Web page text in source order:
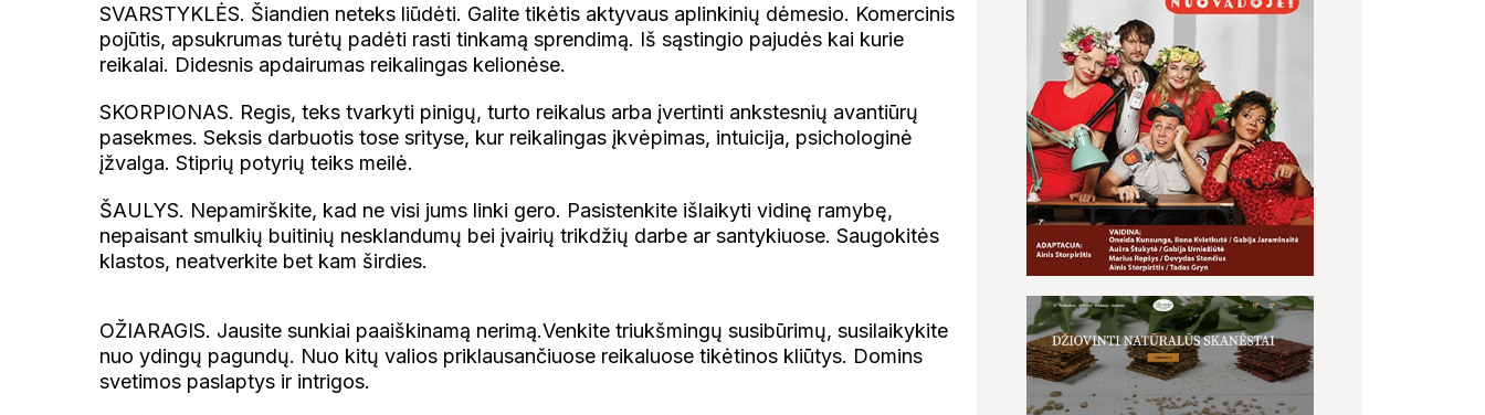
SVARSTYKLĖS. Šiandien neteks liūdėti. Galite tikėtis aktyvaus aplinkinių dėmesio. Komercinis
pojūtis, apsukrumas turėtų padėti rasti tinkamą sprendimą. Iš sąstingio pajudės kai kurie
reikalai. Didesnis apdairumas reikalingas kelionėse.
SKORPIONAS. Regis, teks tvarkyti pinigų, turto reikalus arba įvertinti ankstesnių avantiūrų
pasekmes. Seksis darbuotis tose srityse, kur reikalingas įkvėpimas, intuicija, psichologinė
įžvalga. Stiprių potyrių teiks meilė.
ŠAULYS. Nepamirškite, kad ne visi jums linki gero. Pasistenkite išlaikyti vidinę ramybę,
nepaisant smulkių buitinių nesklandumų bei įvairių trikdžių darbe ar santykiuose. Saugokitės
klastos, neatverkite bet kam širdies.
OŽIARAGIS. Jausite sunkiai paaiškinamą nerimą.Venkite triukšmingų susibūrimų, susilaikykite
nuo ydingų pagundų. Nuo kitų valios priklausančiuose reikaluose tikėtinos kliūtys. Domins
svetimos paslaptys ir intrigos.